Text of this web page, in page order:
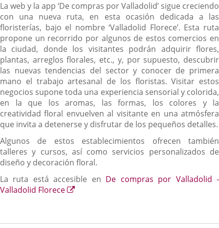
La web y la app ‘De compras por Valladolid’ sigue creciendo
con una nueva ruta, en esta ocasión dedicada a las
floristerías, bajo el nombre ‘Valladolid Florece’. Esta ruta
propone un recorrido por algunos de estos comercios en
la ciudad, donde los visitantes podrán adquirir flores,
plantas, arreglos florales, etc., y, por supuesto, descubrir
las nuevas tendencias del sector y conocer de primera
mano el trabajo artesanal de los floristas. Visitar estos
negocios supone toda una experiencia sensorial y colorida,
en la que los aromas, las formas, los colores y la
creatividad floral envuelven al visitante en una atmósfera
que invita a detenerse y disfrutar de los pequeños detalles.
Algunos de estos establecimientos ofrecen también
talleres y cursos, así como servicios personalizados de
diseño y decoración floral.
La ruta está accesible en De compras por Valladolid -
Valladolid Florece
Enlace
aplicación